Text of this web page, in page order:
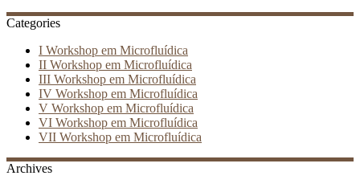
Categories
I Workshop em Microfluídica
II Workshop em Microfluídica
III Workshop em Microfluídica
IV Workshop em Microfluídica
V Workshop em Microfluídica
VI Workshop em Microfluídica
VII Workshop em Microfluídica
Archives